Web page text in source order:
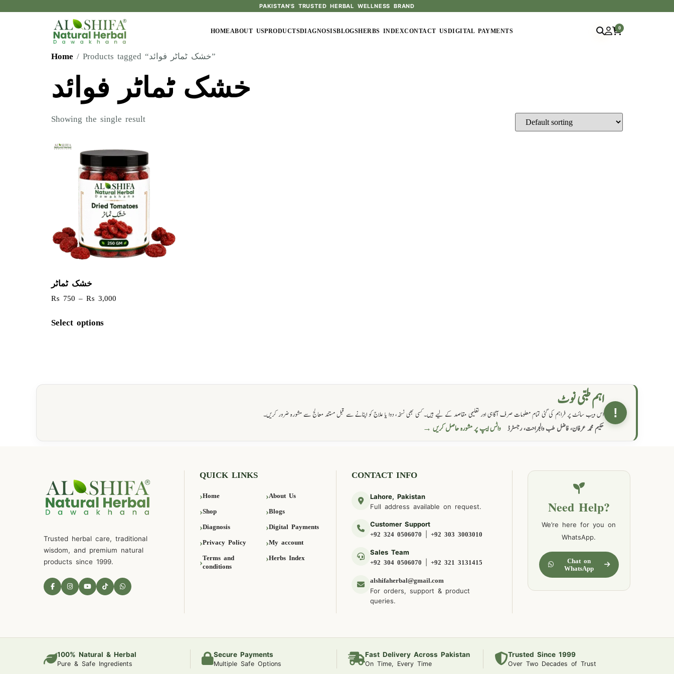
PAKISTAN'S TRUSTED HERBAL WELLNESS BRAND
HOMEABOUT USPRODUCTSDIAGNOSISBLOGSHERBS INDEXCONTACT USDIGITAL PAYMENTS
0
Home / Products tagged “خشک ٹماٹر فوائد”
خشک ٹماٹر فوائد
Showing the single result
خشک ٹماٹر
₨ 750 – ₨ 3,000
Select options
!
اہم طبی نوٹ
اس ویب سائٹ پر فراہم کی گئی تمام معلومات صرف آگاہی اور تعلیمی مقاصد کے لیے ہیں۔ کسی بھی نسخہ، دوا یا علاج کو اپنانے سے قبل مستند معالج سے مشورہ ضرور کریں۔
حکیم محمد عرفان، فاضل طب والجراحت، رجسٹرڈ واٹس ایپ پر مشورہ حاصل کریں →
Trusted herbal care, traditional
wisdom, and premium natural
products since 1999.
QUICK LINKS
Home About Us
Shop Blogs
Diagnosis Digital Payments
Privacy Policy My account
Terms and
conditions
Herbs Index
CONTACT INFO
Lahore, Pakistan
Full address available on request.
Customer Support
+92 324 0506070 |+92 303 3003010
Sales Team
+92 304 0506070 |+92 321 3131415
alshifaherbal@gmail.com
For orders, support & product
queries.
Need Help?
We’re here for you on
WhatsApp.
Chat on
WhatsApp
100% Natural & Herbal
Pure & Safe Ingredients
Secure Payments
Multiple Safe Options
Fast Delivery Across Pakistan
On Time, Every Time
Trusted Since 1999
Over Two Decades of Trust